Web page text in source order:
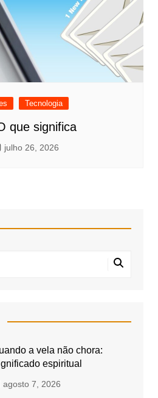
Tecnologia
que significa
julho 26, 2026
a vela não chora:
espiritual
agosto 7, 2026